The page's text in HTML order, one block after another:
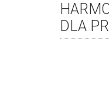
DLA